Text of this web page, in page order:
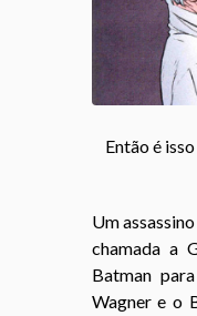
Então é
Um
chamada a
Batman
Wagner e o